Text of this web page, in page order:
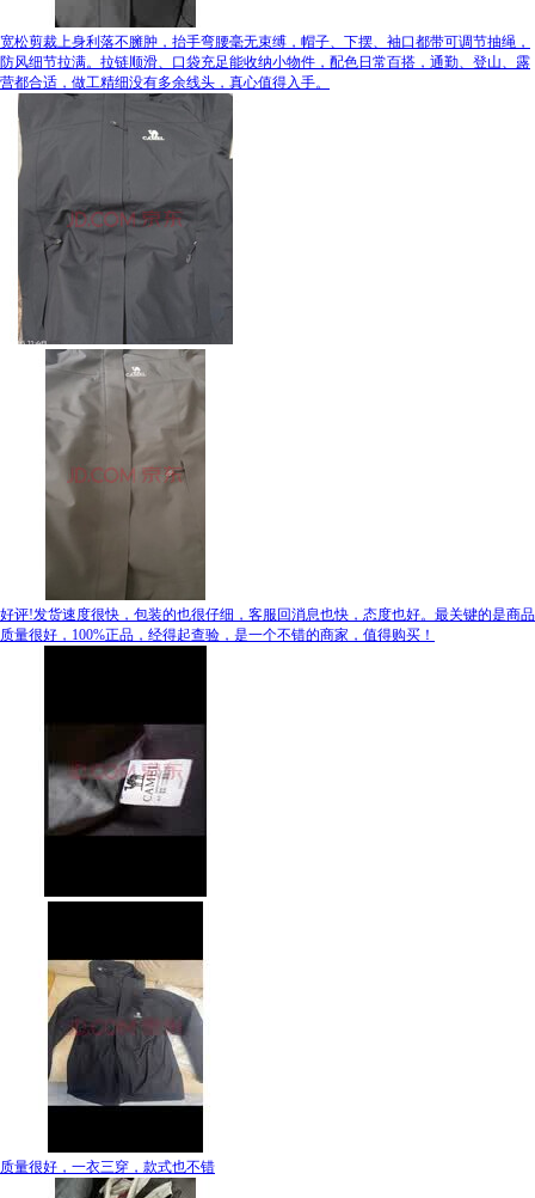
宽松剪裁上身利落不臃肿，抬手弯腰毫无束缚，帽子、下摆、袖口都带可调节抽绳，
防风细节拉满。拉链顺滑、口袋充足能收纳小物件，配色日常百搭，通勤、登山、露
营都合适，做工精细没有多余线头，真心值得入手。
好评!发货速度很快，包装的也很仔细，客服回消息也快，态度也好。最关键的是商品
质量很好，100%正品，经得起查验，是一个不错的商家，值得购买！
质量很好，一衣三穿，款式也不错